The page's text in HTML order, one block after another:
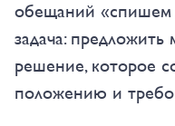
обещаний «спишем
задача:
решение, которое
положению и